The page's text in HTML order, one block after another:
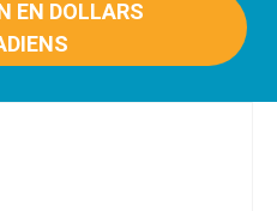
EN DOLLARS